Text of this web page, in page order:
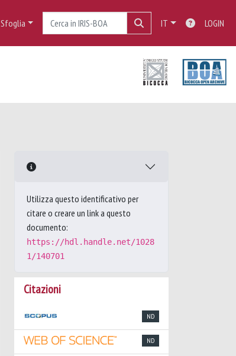
Sfoglia IT LOGIN
Utilizza questo identificativo per
citare o creare un link a questo
documento:
https://hdl.handle.net/1028
1/140701
Citazioni
ND
ND